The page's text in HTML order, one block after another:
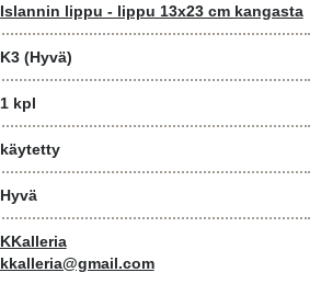
Islannin lippu - lippu 13x23 cm kangasta
K3 (Hyvä)
1 kpl
käytetty
Hyvä
KKalleria
kkalleria@gmail.com